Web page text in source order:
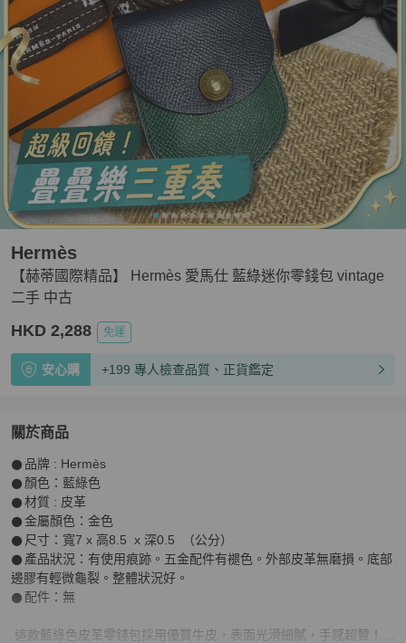
【赫蒂國際精品】 Hermès 愛馬仕 藍綠迷你零錢包 vintage
二手 中古
Hermès
HKD 2,288 免運
安心購 +199 專人檢查品質、正貨鑑定
關於商品
關於【赫蒂國際精品】 Hermès 愛馬仕 藍綠迷你零錢包
𒊹︎品牌 : Hermès
𒊹︎顏色：藍綠色
𒊹︎材質 : 皮革
𒊹︎金屬顏色：金色
𒊹︎尺寸：寬7 x 高8.5  x 深0.5  （公分）
𒊹︎產品狀況：有使用痕跡。五金配件有褪色。外部皮革無磨損。底部
邊膠有輕微龜裂。整體狀況好。
𒊹︎配件：無
這款藍綠色皮革零錢包採用優質牛皮，表面光滑細膩，手感超贊！半